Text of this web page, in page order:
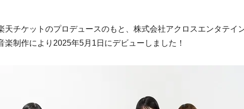
天チケットのプロデュースのもと、株式会社アクロスエンタテイ
楽制作により 2025年5月 1 日にデビューしました！